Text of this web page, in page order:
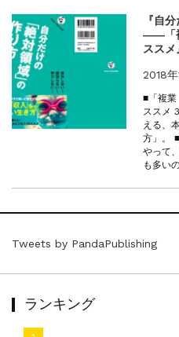
重版情報
2021.3.25
『〈決定版〉ソ連・ロシア 戦車
重版情報
2021.2.3
『米軍提督と太平洋戦争』（谷光
重版情報
『「砲兵」から見た世界大戦』
重版情報
2020.12.18
『日本陸海軍はなぜロジスティ
『F-2超入門』（関 賢太郎）三刷
『自
――「
スス
2018年
■「複業
ススメ
える、
方」。
やって
も多い
Tweets by PandaPublishing
ランキング